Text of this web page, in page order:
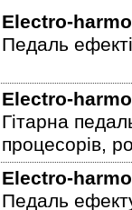
Electro-
Педаль
Electro-
Гітарна
процесорів,
Electro-